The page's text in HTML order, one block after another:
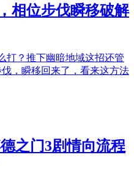
相位步伐瞬移破解
打？推下幽暗地域这招还管
，瞬移回来了，看来这方法
之门3剧情向流程